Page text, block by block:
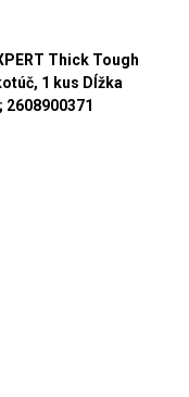
Thick Tough
1 kus Dĺžka